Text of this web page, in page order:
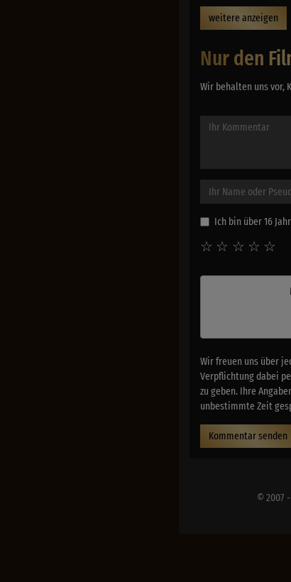
weitere anzeigen
Nur den
Wir behalten uns vor,
Ich bin über 16
☆
☆
☆
☆
☆
Wir freuen uns über
Verpflichtung dabei
zu geben. Ihre
unbestimmte Zeit
Kommentar senden
© 2007